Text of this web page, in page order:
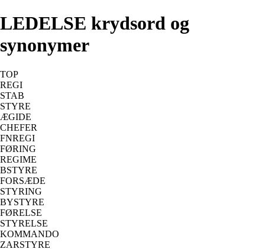
LEDELSE krydsord og
synonymer
TOP
REGI
STAB
STYRE
ÆGIDE
CHEFER
FNREGI
FØRING
REGIME
BSTYRE
FORSÆDE
STYRING
BYSTYRE
FØRELSE
STYRELSE
KOMMANDO
ZARSTYRE